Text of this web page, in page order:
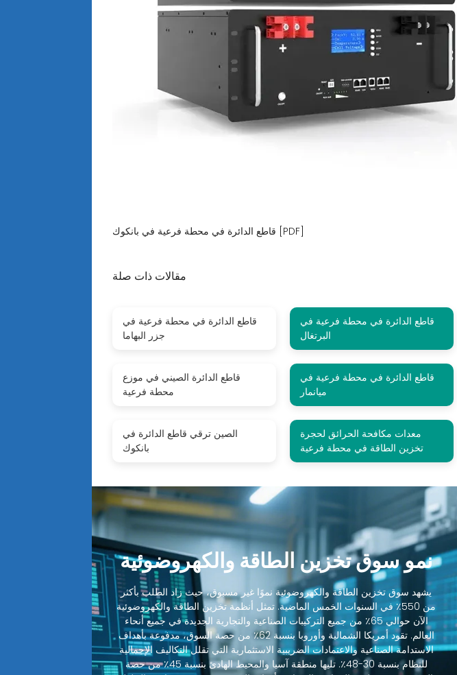
قاطع الدائرة في محطة فرعية في بانكوك [PDF]
مقالات ذات صلة
قاطع الدائرة في محطة فرعية في
جزر البهاما
قاطع الدائرة في محطة فرعية في
البرتغال
قاطع الدائرة الصيني في موزع
محطة فرعية
قاطع الدائرة في محطة فرعية في
ميانمار
الصين ترقي قاطع الدائرة في
بانكوك
معدات مكافحة الحرائق لحجرة
تخزين الطاقة في محطة فرعية
نمو سوق تخزين الطاقة والكهروضوئية
يشهد سوق تخزين الطاقة والكهروضوئية نموًا غير مسبوق، حيث زاد الطلب بأكثر
من 550٪ في السنوات الخمس الماضية. تمثل أنظمة تخزين الطاقة والكهروضوئية
الآن حوالي 65٪ من جميع التركيبات الصناعية والتجارية الجديدة في جميع أنحاء
العالم. تقود أمريكا الشمالية وأوروبا بنسبة 62٪ من حصة السوق، مدفوعة بأهداف
الاستدامة الصناعية والاعتمادات الضريبية الاستثمارية التي تقلل التكاليف الإجمالية
للنظام بنسبة 30-48٪. تليها منطقة آسيا والمحيط الهادئ بنسبة 45٪ من حصة